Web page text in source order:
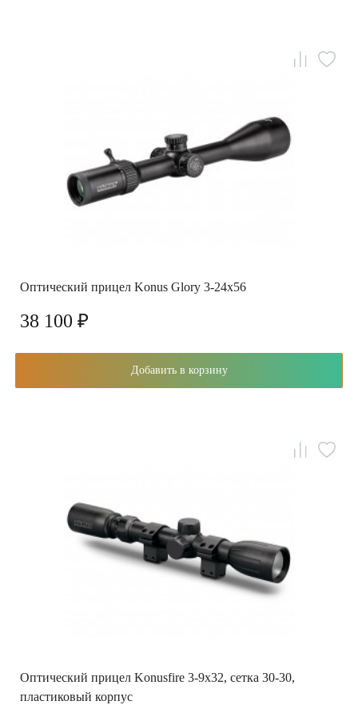
Оптический прицел Konus Glory 3-24x56
38 100 ₽
Добавить в корзину
Оптический прицел Konusfire 3-9x32, сетка 30-30,
пластиковый корпус